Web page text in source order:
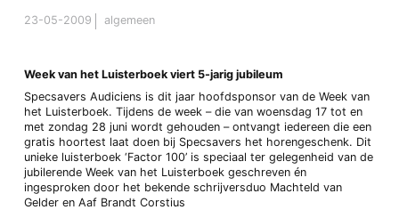
23-05-2009 algemeen
Week van het Luisterboek viert 5-jarig jubileum
Specsavers Audiciens is dit jaar hoofdsponsor van de Week van
het Luisterboek. Tijdens de week – die van woensdag 17 tot en
met zondag 28 juni wordt gehouden – ontvangt iedereen die een
gratis hoortest laat doen bij Specsavers het horengeschenk. Dit
unieke luisterboek ‘Factor 100’ is speciaal ter gelegenheid van de
jubilerende Week van het Luisterboek geschreven én
ingesproken door het bekende schrijversduo Machteld van
Gelder en Aaf Brandt Corstius